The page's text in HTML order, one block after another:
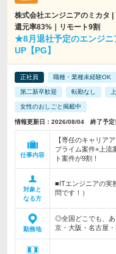
株式会社エンジニアのミカタ |
還元率83%｜リモート9割
★8月退社予定のエンジ
UP【PG】
正社員 職種・業種未経験OK
第二新卒歓迎 転勤なし
女性のおしごと掲載中
情報更新日：2026/08/04 終了予
仕事内容
【専任のキャリア
プライム案件×上流
ト案件が9割！
対象と
なる方
■ITエンジニアの実
問です！）
勤務地
◎全国どこでも、あ
京・大阪・名古屋